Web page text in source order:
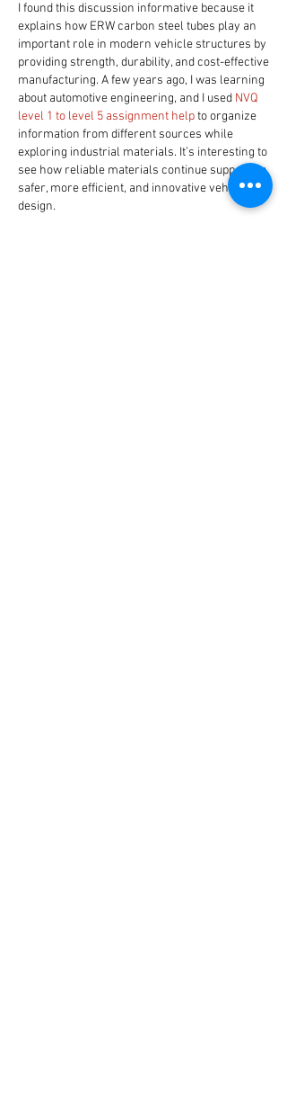
I found this discussion informative because it
explains how ERW carbon steel tubes play an
important role in modern vehicle structures by
providing strength, durability, and cost-effective
manufacturing. A few years ago, I was learning
about automotive engineering, and I used NVQ
level 1 to level 5 assignment help to organize
information from different sources while
exploring industrial materials. It’s interesting to
see how reliable materials continue supporting
safer, more efficient, and innovative vehicle
design.